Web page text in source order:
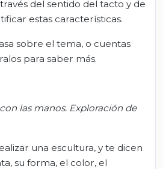
del sentido del tacto y de
estas características.
sobre el tema, o cuentas
para saber más.
las manos. Exploración de
una escultura, y te dicen
su forma, el color, el